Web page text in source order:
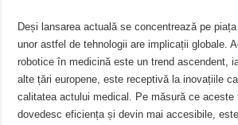
Deși lansarea actuală se concentrează pe
unor astfel de tehnologii are implicații globale.
robotice în medicină este un trend ascendent,
alte țări europene, este receptivă la inovațiile
calitatea actului medical. Pe măsură ce aceste
dovedesc eficiența și devin mai accesibile,